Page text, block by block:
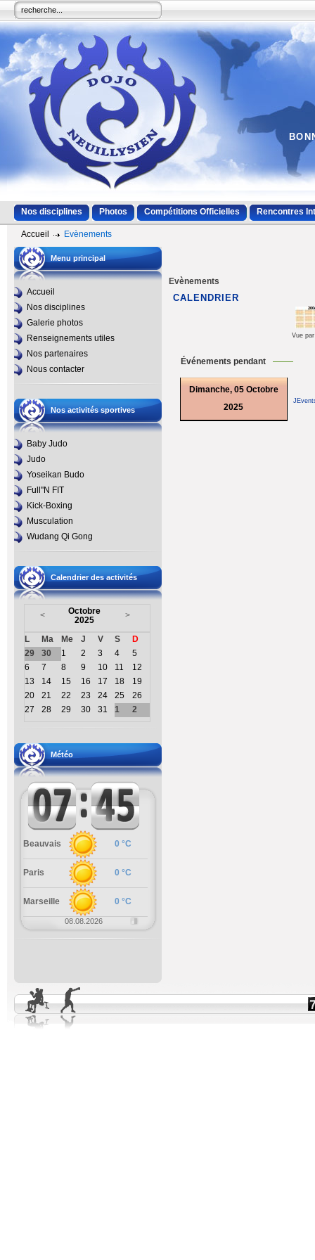
Nos disciplines Photos Compétitions Officielles Rencontres
Accueil Evènements
Menu principal
Accueil
Nos disciplines
Galerie photos
Renseignements utiles
Nos partenaires
Nous contacter
Nos activités sportives
Baby Judo
Judo
Yoseikan Budo
Full''N FIT
Kick-Boxing
Musculation
Wudang Qi Gong
Calendrier des activités
<
Octobre
2025
>
L Ma Me J V S
D
29
30 1 2 3 4
5
6
7 8 9 10 11
12
13
14 15 16 17 18
19
20
21 22 23 24 25
26
27
28 29 30 31 1 2
Météo
Beauvais 0 °C
Paris 0 °C
Marseille 0 °C
08.08.2026
Evènements
CALENDRIER
Vue
Événements pendant
Dimanche, 05 Octobre
2025